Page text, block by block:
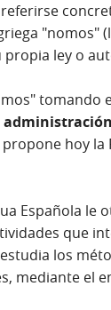
"nomos"
ley o
tomando
hoy la
Española le
que
los
mediante el